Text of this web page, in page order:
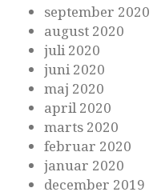
september 2020
august 2020
juli 2020
juni 2020
maj 2020
april 2020
marts 2020
februar 2020
januar 2020
december 2019